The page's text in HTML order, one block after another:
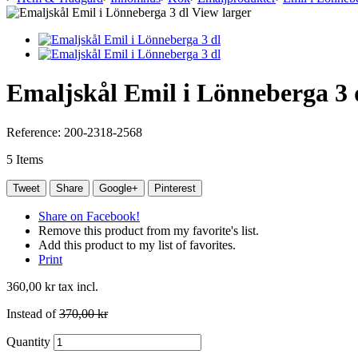
View larger
Emaljskål Emil i Lönneberga 3
Reference: 200-2318-2568
5 Items
Tweet Share Google+ Pinterest
Share on Facebook!
Remove this product from my favorite's list.
Add this product to my list of favorites.
Print
360,00 krtax incl.
Instead of370,00 kr
Quantity